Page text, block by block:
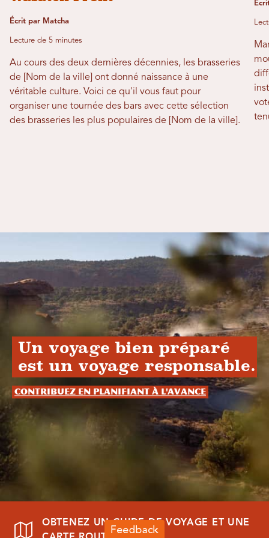
Écrit par Matcha
Lecture de 5 minutes
Au cours des deux dernières décennies, les brasseries
de [Nom de la ville] ont donné naissance à une
véritable culture. Voici ce qu'il vous faut pour
organiser une tournée des bars avec cette sélection
des brasseries les plus populaires de [Nom de la ville].
Un voyage bien préparé
est un voyage responsable.
Contribuez en planifiant à l'avance
OBTENEZ UN GUIDE DE VOYAGE ET UNE